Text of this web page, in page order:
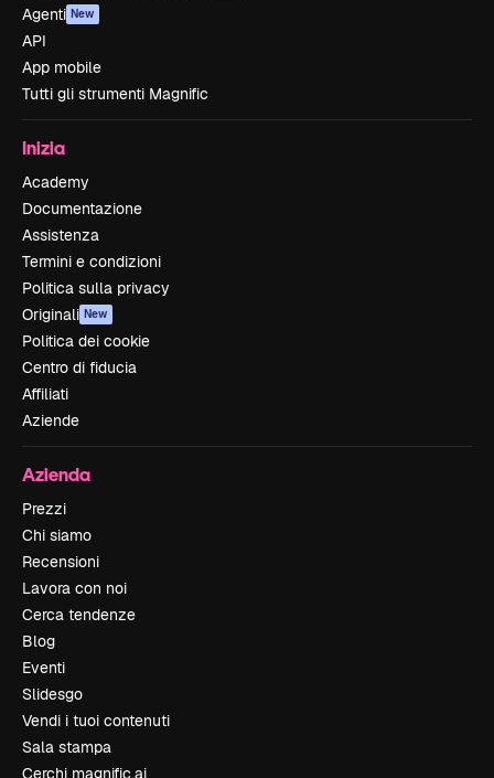
Agenti New
API
App mobile
Tutti gli strumenti Magnific
Inizia
Academy
Documentazione
Assistenza
Termini e condizioni
Politica sulla privacy
Originali New
Politica dei cookie
Centro di fiducia
Affiliati
Aziende
Azienda
Prezzi
Chi siamo
Recensioni
Lavora con noi
Cerca tendenze
Blog
Eventi
Slidesgo
Vendi i tuoi contenuti
Sala stampa
Cerchi magnific.ai